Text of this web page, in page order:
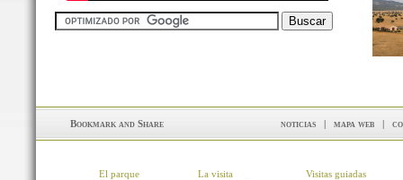
noticias | mapa web |
El parque La visita Visitas guiadas